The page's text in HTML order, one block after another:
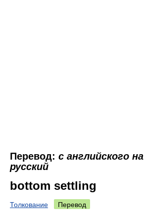
Перевод: с английского на
русский
bottom settling
Толкование Перевод